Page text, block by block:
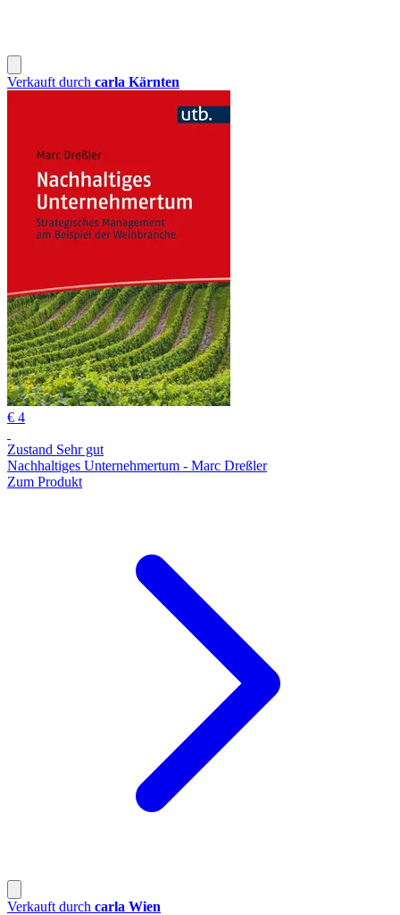
Verkauft durch carla Kärnten
€ 4
Zustand Sehr gut
Nachhaltiges Unternehmertum - Marc Dreßler
Zum Produkt
Verkauft durch carla Wien